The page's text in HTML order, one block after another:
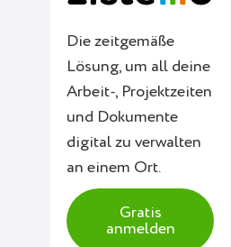
Die zeitgemäße
Lösung, um all deine
Arbeit-, Projektzeiten
und Dokumente
digital zu verwalten
an einem Ort.
Gratis
anmelden